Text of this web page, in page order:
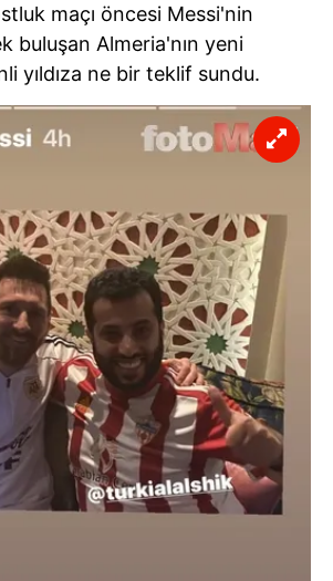
maçı öncesi Messi'nin
buluşan Almeria'nın yeni
yıldıza ne bir teklif sundu.